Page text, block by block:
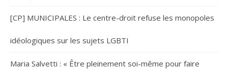
[CP] MUNICIPALES : Le centre-droit refuse les monopoles
idéologiques sur les sujets LGBTI
Maria Salvetti : « Être pleinement soi-même pour faire